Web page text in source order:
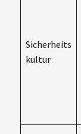
Sicherheits
kultur